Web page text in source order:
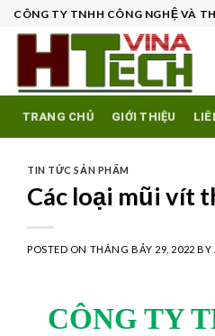
Skip
content
CÔNG TY TNHH CÔNG NGHỆ VÀ
TRANG CHỦ GIỚI THIỆU
TIN TỨC SẢN PHẨM
Các loại mũi vít
POSTED ON THÁNG BẢY 29, 2022 BY
CÔNG TY